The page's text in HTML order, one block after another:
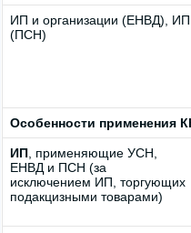
ИП и организации (ЕНВД), ИП
(ПСН)
Особенности применения
ИП , применяющие УСН,
ЕНВД и ПСН (за
исключением ИП, торгующих
подакцизными товарами)